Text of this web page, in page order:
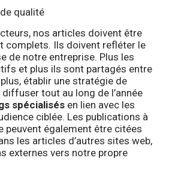
qualité
nos articles doivent être
complets. Ils doivent refléter le
de notre entreprise. Plus les
et plus ils sont partagés entre
établir une stratégie de
tout au long de l’année
spécialisésen lien avec les
ciblée. Les publications à
peuvent également être citées
les articles d’autres sites web,
externes vers notre propre